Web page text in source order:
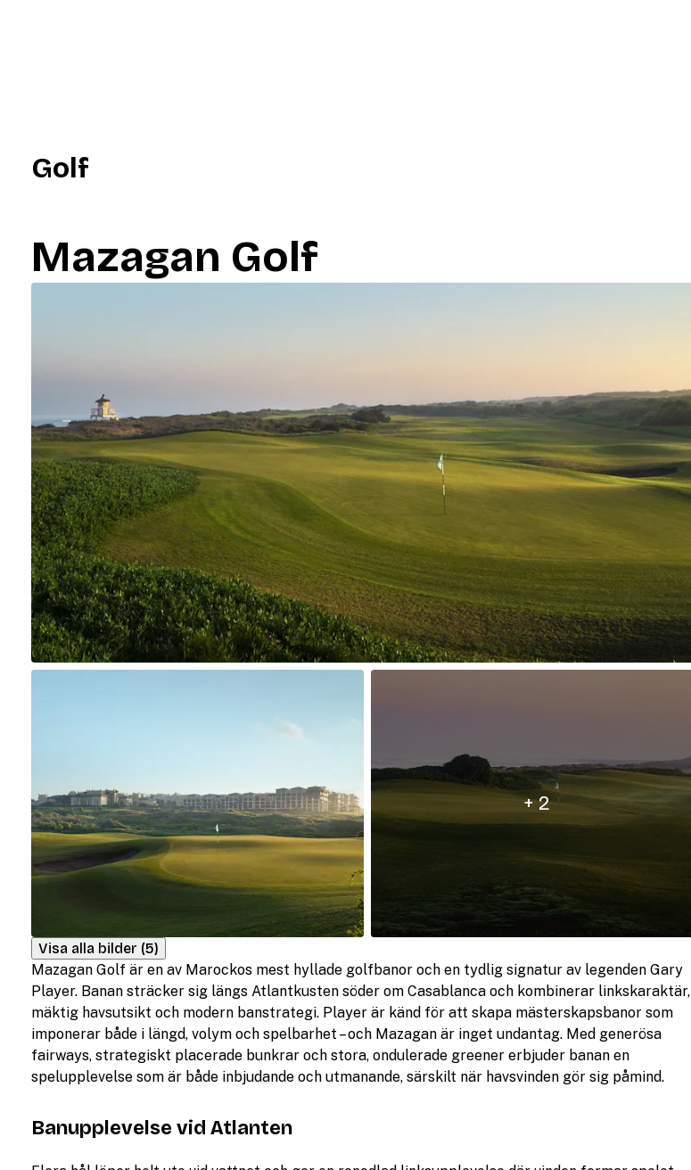
Golf
Mazagan Golf
+ 2
Visa alla bilder (5)
Mazagan Golf är en av Marockos mest hyllade golfbanor och en tydlig signatur av legenden Gary
Player. Banan sträcker sig längs Atlantkusten söder om Casablanca och kombinerar linkskaraktär,
mäktig havsutsikt och modern banstrategi. Player är känd för att skapa mästerskapsbanor som
imponerar både i längd, volym och spelbarhet – och Mazagan är inget undantag. Med generösa
fairways, strategiskt placerade bunkrar och stora, ondulerade greener erbjuder banan en
spelupplevelse som är både inbjudande och utmanande, särskilt när havsvinden gör sig påmind.
Banupplevelse vid Atlanten